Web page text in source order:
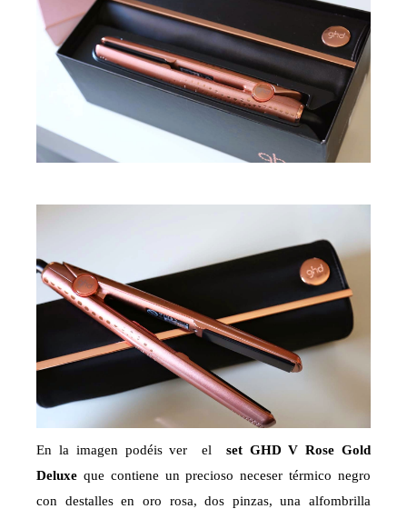
En la imagen podéis ver el set GHD V Rose Gold
Deluxe que contiene un precioso neceser térmico negro
con destalles en oro rosa, dos pinzas, una alfombrilla